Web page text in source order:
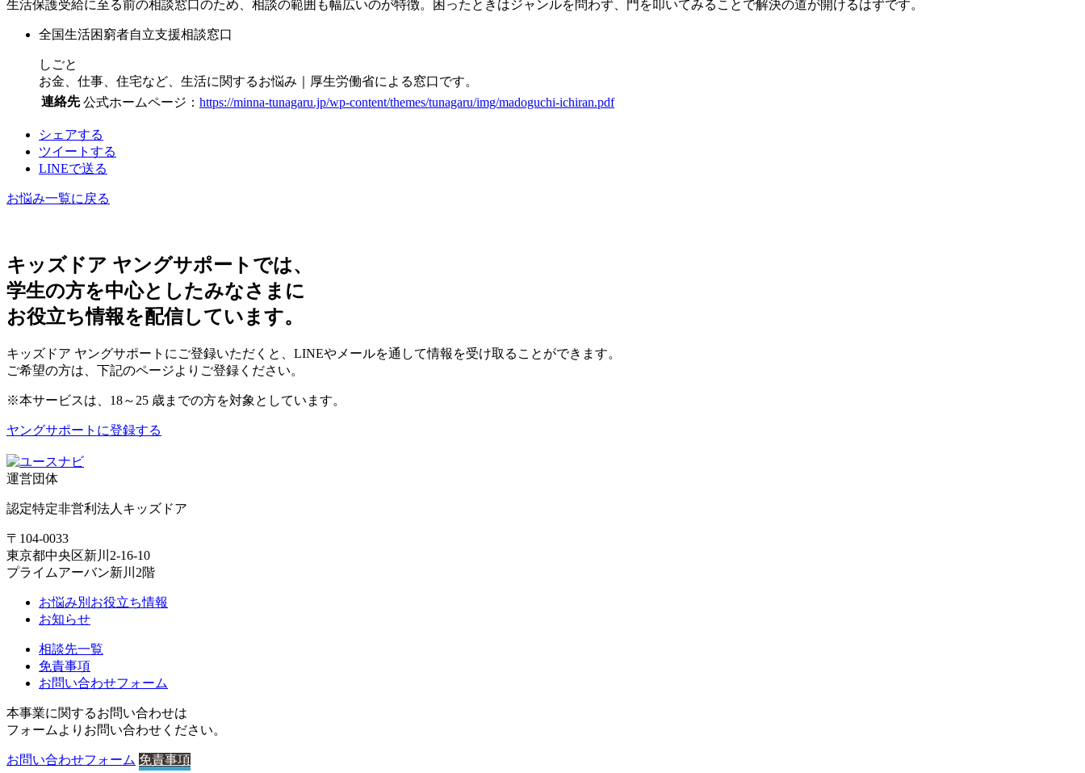
生活保護受給に至る前の相談窓口のため、相談の範囲も幅広いのが特徴。困ったときはジャンルを問わず、門を叩いてみることで解決の道が開けるはずです。
全国生活困窮者自立支援相談窓口
しごと
お金、仕事、住宅など、生活に関するお悩み｜厚生労働省による窓口です。
連絡先 公式ホームページ： https://minna-tunagaru.jp/wp-content/themes/tunagaru/img/madoguchi-ichiran.pdf
シェアする
ツイート する
LINEで送る
お悩み一覧に戻る
キッズドア ヤングサポートでは、
学生の方を中心としたみなさまに
お役立ち情報を配信しています。
キッズドア ヤングサポートにご登録いただくと、LINEやメールを通して情報を受け取ることができます。
ご希望の方は、下記のページよりご登録ください。
※本サービスは、18～25 歳までの方を対象としています。
ヤングサポートに登録する
運営団体
認定特定非営利法人 キッズドア
〒104-0033
東京都中央区新川2-16-10
プライムアーバン新川2階
お悩み別お役立ち情報
お知らせ
相談先一覧
免責事項
お問い合わせフォーム
本事業に関するお問い合わせは
フォームよりお問い合わせください。
お問い合わせフォーム 免責事項